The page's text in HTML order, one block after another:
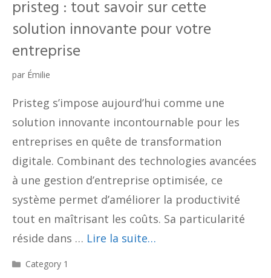
pristeg : tout savoir sur cette
solution innovante pour votre
entreprise
par Émilie
Pristeg s’impose aujourd’hui comme une
solution innovante incontournable pour les
entreprises en quête de transformation
digitale. Combinant des technologies avancées
à une gestion d’entreprise optimisée, ce
système permet d’améliorer la productivité
tout en maîtrisant les coûts. Sa particularité
réside dans … Lire la suite…
Catégories
Category 1